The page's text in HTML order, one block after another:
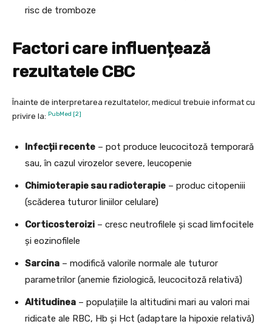
risc de tromboze
Factori care influențează
rezultatele CBC
Înainte de interpretarea rezultatelor, medicul trebuie informat cu
privire la: PubMed [2]
Infecții recente – pot produce leucocitoză temporară
sau, în cazul virozelor severe, leucopenie
Chimioterapie sau radioterapie – produc citopeniii
(scăderea tuturor liniilor celulare)
Corticosteroizi – cresc neutrofilele și scad limfocitele
și eozinofilele
Sarcina – modifică valorile normale ale tuturor
parametrilor (anemie fiziologică, leucocitoză relativă)
Altitudinea – populațiile la altitudini mari au valori mai
ridicate ale RBC, Hb și Hct (adaptare la hipoxie relativă)